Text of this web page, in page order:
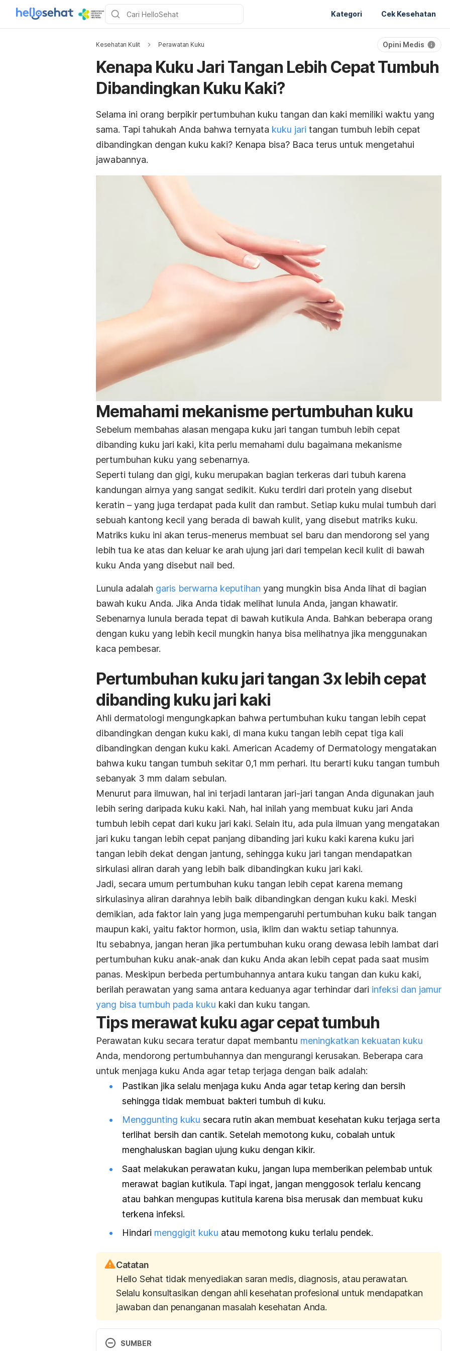
Kategori Cek Kesehatan
Kesehatan Kulit Perawatan Kuku Opini Medis
Kenapa Kuku Jari Tangan Lebih Cepat Tumbuh
Dibandingkan Kuku Kaki?
Selama ini orang berpikir pertumbuhan kuku tangan dan kaki memiliki waktu yang
sama. Tapi tahukah Anda bahwa ternyata kuku jari tangan tumbuh lebih cepat
dibandingkan dengan kuku kaki? Kenapa bisa? Baca terus untuk mengetahui
jawabannya.
Memahami mekanisme pertumbuhan kuku
Sebelum membahas alasan mengapa kuku jari tangan tumbuh lebih cepat
dibanding kuku jari kaki, kita perlu memahami dulu bagaimana mekanisme
pertumbuhan kuku yang sebenarnya.
Seperti tulang dan gigi, kuku merupakan bagian terkeras dari tubuh karena
kandungan airnya yang sangat sedikit. Kuku terdiri dari protein yang disebut
keratin – yang juga terdapat pada kulit dan rambut. Setiap kuku mulai tumbuh dari
sebuah kantong kecil yang berada di bawah kulit, yang disebut matriks kuku.
Matriks kuku ini akan terus-menerus membuat sel baru dan mendorong sel yang
lebih tua ke atas dan keluar ke arah ujung jari dari tempelan kecil kulit di bawah
kuku Anda yang disebut nail bed.
Lunula adalah garis berwarna keputihan yang mungkin bisa Anda lihat di bagian
bawah kuku Anda. Jika Anda tidak melihat lunula Anda, jangan khawatir.
Sebenarnya lunula berada tepat di bawah kutikula Anda. Bahkan beberapa orang
dengan kuku yang lebih kecil mungkin hanya bisa melihatnya jika menggunakan
kaca pembesar.
Pertumbuhan kuku jari tangan 3x lebih cepat
dibanding kuku jari kaki
Ahli dermatologi mengungkapkan bahwa pertumbuhan kuku tangan lebih cepat
dibandingkan dengan kuku kaki, di mana kuku tangan lebih cepat tiga kali
dibandingkan dengan kuku kaki. American Academy of Dermatology mengatakan
bahwa kuku tangan tumbuh sekitar 0,1 mm perhari. Itu berarti kuku tangan tumbuh
sebanyak 3 mm dalam sebulan.
Menurut para ilmuwan, hal ini terjadi lantaran jari-jari tangan Anda digunakan jauh
lebih sering daripada kuku kaki. Nah, hal inilah yang membuat kuku jari Anda
tumbuh lebih cepat dari kuku jari kaki. Selain itu, ada pula ilmuan yang mengatakan
jari kuku tangan lebih cepat panjang dibanding jari kuku kaki karena kuku jari
tangan lebih dekat dengan jantung, sehingga kuku jari tangan mendapatkan
sirkulasi aliran darah yang lebih baik dibandingkan kuku jari kaki.
Jadi, secara umum pertumbuhan kuku tangan lebih cepat karena memang
sirkulasinya aliran darahnya lebih baik dibandingkan dengan kuku kaki. Meski
demikian, ada faktor lain yang juga mempengaruhi pertumbuhan kuku baik tangan
maupun kaki, yaitu faktor hormon, usia, iklim dan waktu setiap tahunnya.
Itu sebabnya, jangan heran jika pertumbuhan kuku orang dewasa lebih lambat dari
pertumbuhan kuku anak-anak dan kuku Anda akan lebih cepat pada saat musim
panas. Meskipun berbeda pertumbuhannya antara kuku tangan dan kuku kaki,
berilah perawatan yang sama antara keduanya agar terhindar dari infeksi dan jamur
yang bisa tumbuh pada kuku kaki dan kuku tangan.
Tips merawat kuku agar cepat tumbuh
Perawatan kuku secara teratur dapat membantu meningkatkan kekuatan kuku
Anda, mendorong pertumbuhannya dan mengurangi kerusakan. Beberapa cara
untuk menjaga kuku Anda agar tetap terjaga dengan baik adalah:
Pastikan jika selalu menjaga kuku Anda agar tetap kering dan bersih
sehingga tidak membuat bakteri tumbuh di kuku.
Menggunting kuku secara rutin akan membuat kesehatan kuku terjaga serta
terlihat bersih dan cantik. Setelah memotong kuku, cobalah untuk
menghaluskan bagian ujung kuku dengan kikir.
Saat melakukan perawatan kuku, jangan lupa memberikan pelembab untuk
merawat bagian kutikula. Tapi ingat, jangan menggosok terlalu kencang
atau bahkan mengupas kutitula karena bisa merusak dan membuat kuku
terkena infeksi.
Hindari menggigit kuku atau memotong kuku terlalu pendek.
Catatan
Hello Sehat tidak menyediakan saran medis, diagnosis, atau perawatan.
Selalu konsultasikan dengan ahli kesehatan profesional untuk mendapatkan
jawaban dan penanganan masalah kesehatan Anda.
SUMBER